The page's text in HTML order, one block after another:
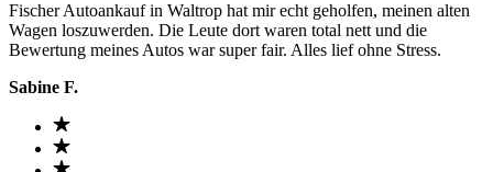
Fischer Autoankauf in Waltrop hat mir echt geholfen, meinen alten
Wagen loszuwerden. Die Leute dort waren total nett und die
Bewertung meines Autos war super fair. Alles lief ohne Stress.
Sabine F.